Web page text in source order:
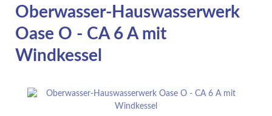
Oberwasser-Hauswasserwerk
Oase O - CA 6 A mit
Windkessel